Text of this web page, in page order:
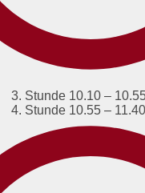
3. Stunde 10.10 –
4. Stunde 10.55 –